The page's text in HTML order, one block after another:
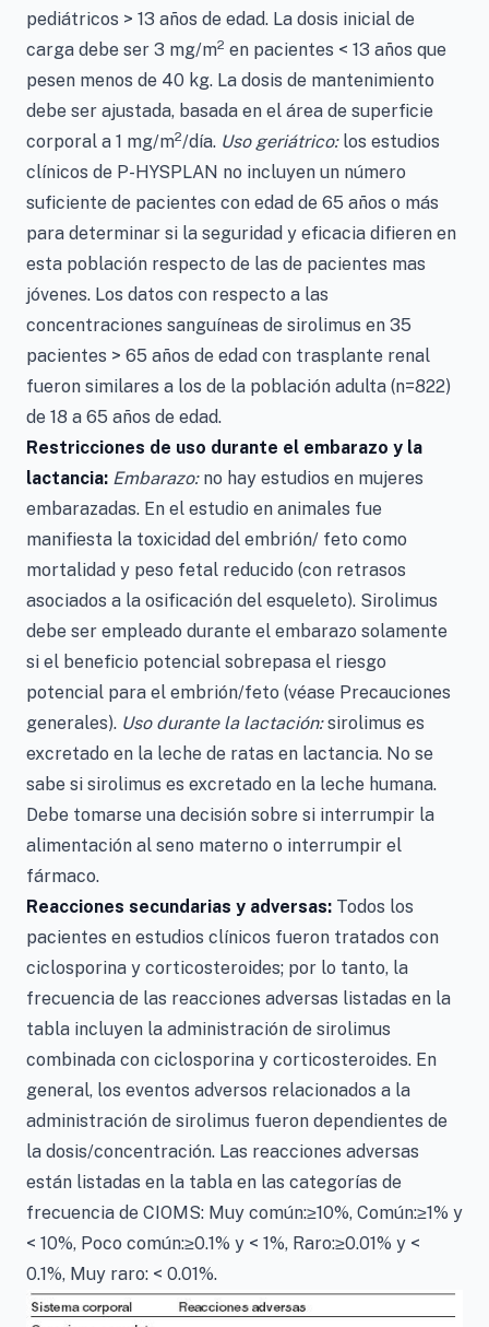
pediátricos > 13 años de edad. La dosis inicial de
carga debe ser 3 mg/m2 en pacientes < 13 años que
pesen menos de 40 kg. La dosis de mantenimiento
debe ser ajustada, basada en el área de superficie
corporal a 1 mg/m2/día. Uso geriátrico:los estudios
clínicos de P-HYSPLAN no incluyen un número
suficiente de pacientes con edad de 65 años o más
para determinar si la seguridad y eficacia difieren en
esta población respecto de las de pacientes mas
jóvenes. Los datos con respecto a las
concentraciones sanguíneas de sirolimus en 35
pacientes > 65 años de edad con trasplante renal
fueron similares a los de la población adulta (n=822)
de 18 a 65 años de edad.
Restricciones de uso durante el embarazo y la
lactancia: Embarazo:no hay estudios en mujeres
embarazadas. En el estudio en animales fue
manifiesta la toxicidad del embrión/ feto como
mortalidad y peso fetal reducido (con retrasos
asociados a la osificación del esqueleto). Sirolimus
debe ser empleado durante el embarazo solamente
si el beneficio potencial sobrepasa el riesgo
potencial para el embrión/feto (véase Precauciones
generales). Uso durante la lactación:sirolimus es
excretado en la leche de ratas en lactancia. No se
sabe si sirolimus es excretado en la leche humana.
Debe tomarse una decisión sobre si interrumpir la
alimentación al seno materno o interrumpir el
fármaco.
Reacciones secundarias y adversas: Todos los
pacientes en estudios clínicos fueron tratados con
ciclosporina y corticosteroides; por lo tanto, la
frecuencia de las reacciones adversas listadas en la
tabla incluyen la administración de sirolimus
combinada con ciclosporina y corticosteroides. En
general, los eventos adversos relacionados a la
administración de sirolimus fueron dependientes de
la dosis/concentración. Las reacciones adversas
están listadas en la tabla en las categorías de
frecuencia de CIOMS: Muy común:≥10%, Común:≥1% y
< 10%, Poco común:≥0.1% y < 1%, Raro:≥0.01% y <
0.1%, Muy raro: < 0.01%.